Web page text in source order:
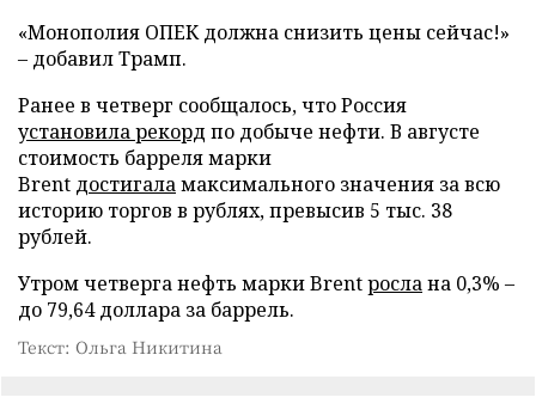
«Монополия ОПЕК должна снизить цены сейчас!»
– добавил Трамп.
Ранее в четверг сообщалось, что Россия
установила рекорд по добыче нефти. В августе
стоимость барреля марки
Brent достигаламаксимального значения за всю
историю торгов в рублях, превысив 5 тыс. 38
рублей.
Утром четверга нефть марки Brentрослана 0,3% –
до 79,64 доллара за баррель.
Текст: Ольга Никитина